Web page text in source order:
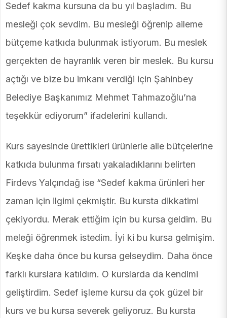
Sedef kakma kursuna da bu yıl başladım. Bu
mesleği çok sevdim. Bu mesleği öğrenip aileme
bütçeme katkıda bulunmak istiyorum. Bu meslek
gerçekten de hayranlık veren bir meslek. Bu kursu
açtığı ve bize bu imkanı verdiği için Şahinbey
Belediye Başkanımız Mehmet Tahmazoğlu’na
teşekkür ediyorum” ifadelerini kullandı.
Kurs sayesinde ürettikleri ürünlerle aile bütçelerine
katkıda bulunma fırsatı yakaladıklarını belirten
Firdevs Yalçındağ ise “Sedef kakma ürünleri her
zaman için ilgimi çekmiştir. Bu kursta dikkatimi
çekiyordu. Merak ettiğim için bu kursa geldim. Bu
meleği öğrenmek istedim. İyi ki bu kursa gelmişim.
Keşke daha önce bu kursa gelseydim. Daha önce
farklı kurslara katıldım. O kurslarda da kendimi
geliştirdim. Sedef işleme kursu da çok güzel bir
kurs ve bu kursa severek geliyoruz. Bu kursta